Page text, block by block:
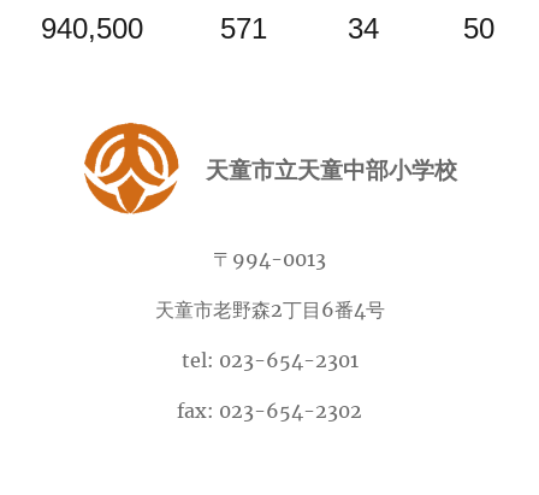
940,500 571 34 50
天童市立天童中部小学校
〒994-0013
天童市老野森2丁目6番4号
tel: 023-654-2301
fax: 023-654-2302